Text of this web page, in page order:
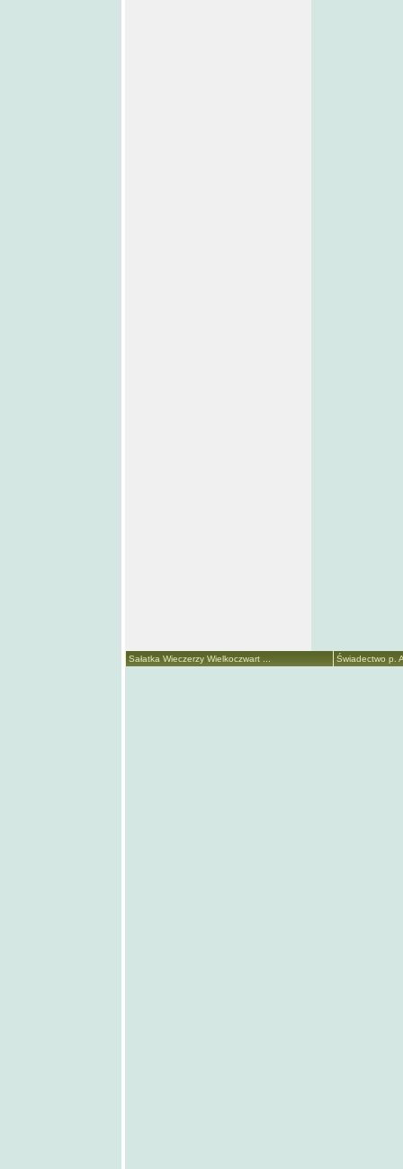
Sałatka Wieczerzy Wielkoczwart ... Świadectwo p.